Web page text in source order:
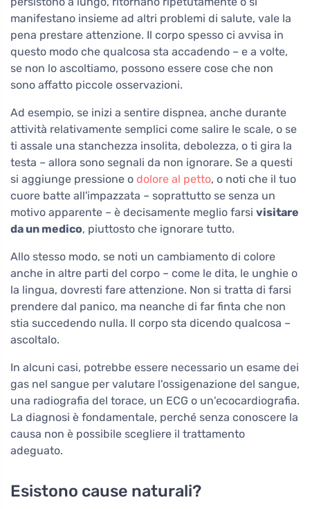
manifestano insieme ad altri problemi di salute, vale la
pena prestare attenzione. Il corpo spesso ci avvisa in
questo modo che qualcosa sta accadendo – e a volte,
se non lo ascoltiamo, possono essere cose che non
sono affatto piccole osservazioni.
Ad esempio, se inizi a sentire dispnea, anche durante
attività relativamente semplici come salire le scale, o se
ti assale una stanchezza insolita, debolezza, o ti gira la
testa – allora sono segnali da non ignorare. Se a questi
si aggiunge pressione o dolore al petto, o noti che il tuo
cuore batte all'impazzata – soprattutto se senza un
motivo apparente – è decisamente meglio farsi visitare
da un medico, piuttosto che ignorare tutto.
Allo stesso modo, se noti un cambiamento di colore
anche in altre parti del corpo – come le dita, le unghie o
la lingua, dovresti fare attenzione. Non si tratta di farsi
prendere dal panico, ma neanche di far finta che non
stia succedendo nulla. Il corpo sta dicendo qualcosa –
ascoltalo.
In alcuni casi, potrebbe essere necessario un esame dei
gas nel sangue per valutare l'ossigenazione del sangue,
una radiografia del torace, un ECG o un'ecocardiografia.
La diagnosi è fondamentale, perché senza conoscere la
causa non è possibile scegliere il trattamento
adeguato.
Esistono cause naturali?